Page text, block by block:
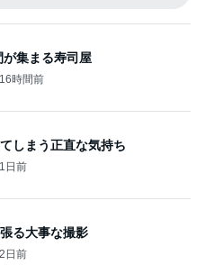
が集まる寿司屋
16時間前
しまう正直な気持ち
1日前
る大事な撮影
2日前